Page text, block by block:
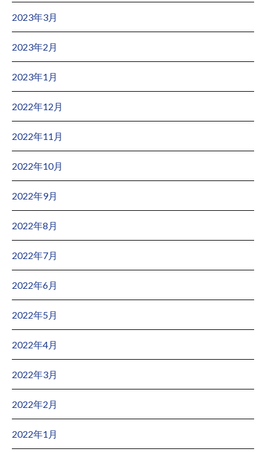
2023年3月
2023年2月
2023年1月
2022年12月
2022年11月
2022年10月
2022年9月
2022年8月
2022年7月
2022年6月
2022年5月
2022年4月
2022年3月
2022年2月
2022年1月